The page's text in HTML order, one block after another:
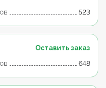
523
Оставить заказ
648